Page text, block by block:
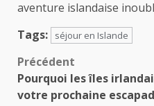
aventure islandaise
Tags:
séjour en Islande
Navigation
d’article
Précédent
Pourquoi les îles
votre prochaine